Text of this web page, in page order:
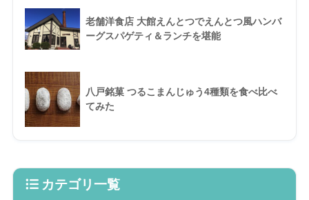
老舗洋食店 大館えんとつでえんとつ風ハンバ
ーグスパゲティ＆ランチを堪能
八戸銘菓 つるこまんじゅう4種類を食べ比べ
てみた
カテゴリ一覧